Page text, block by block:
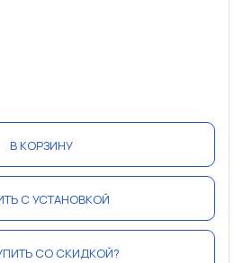
В КОРЗИНУ
С УСТАНОВКОЙ
СО СКИДКОЙ?